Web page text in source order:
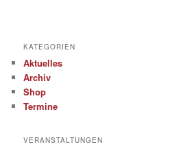
KATEGORIEN
Aktuelles
Archiv
Shop
Termine
VERANSTALTUNGEN